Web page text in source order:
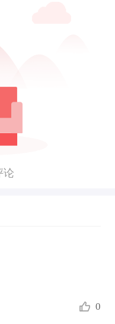
论
0